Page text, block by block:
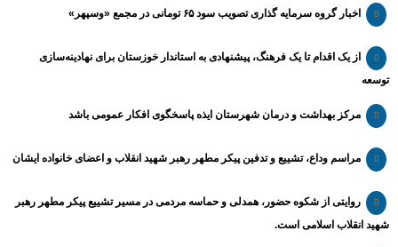
اخبار گروه سرمایه گذاری تصویب سود ۶۵ تومانی در مجمع «وسپهر»
از یک اقدام تا یک فرهنگ، پیشنهادی به استاندار خوزستان برای نهادینه‌سازی
توسعه
مرکز بهداشت و درمان شهرستان ایذه پاسخگوی افکار عمومی باشد
مراسم وداع، تشییع و تدفین پیکر مطهر رهبر شهید انقلاب و اعضای خانواده ایشان
روایتی از شکوه حضور، همدلی و حماسه مردمی در مسیر تشییع پیکر مطهر رهبر
شهید انقلاب اسلامی است.